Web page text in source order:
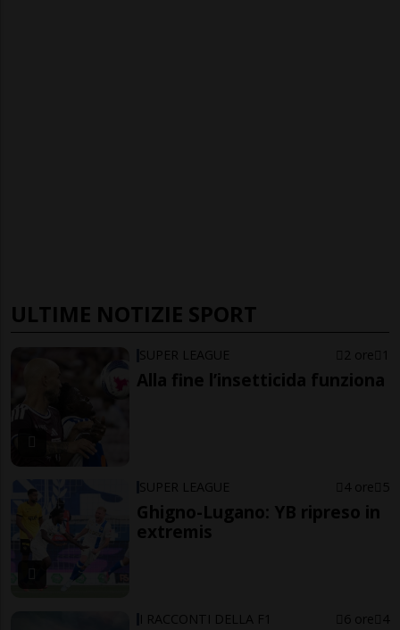
ULTIME NOTIZIE SPORT
SUPER LEAGUE 2 ore 1
Alla fine l’insetticida funziona
SUPER LEAGUE 4 ore 5
Ghigno-Lugano: YB ripreso in
extremis
I RACCONTI DELLA F1 6 ore 4